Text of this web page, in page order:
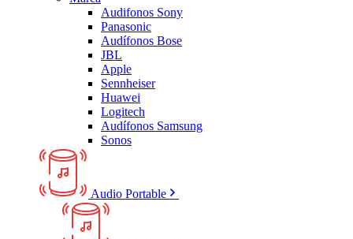
Audifonos Sony
Panasonic
Audífonos Bose
JBL
Apple
Sennheiser
Huawei
Logitech
Audífonos Samsung
Sonos
Audio Portable